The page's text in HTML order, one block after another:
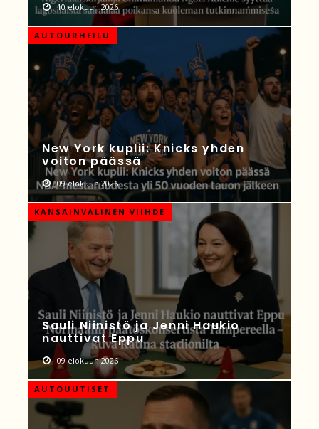
10 elokuun 2026
AUTOURHEILU
New York kuplii: Knicks yhden
voiton päässä
09 elokuun 2026
KANSAINVÄLINEN VIIHDE
Sauli Niinistö ja Jenni Haukio
nauttivat Eppu
09 elokuun 2026
AUTOUUTISET